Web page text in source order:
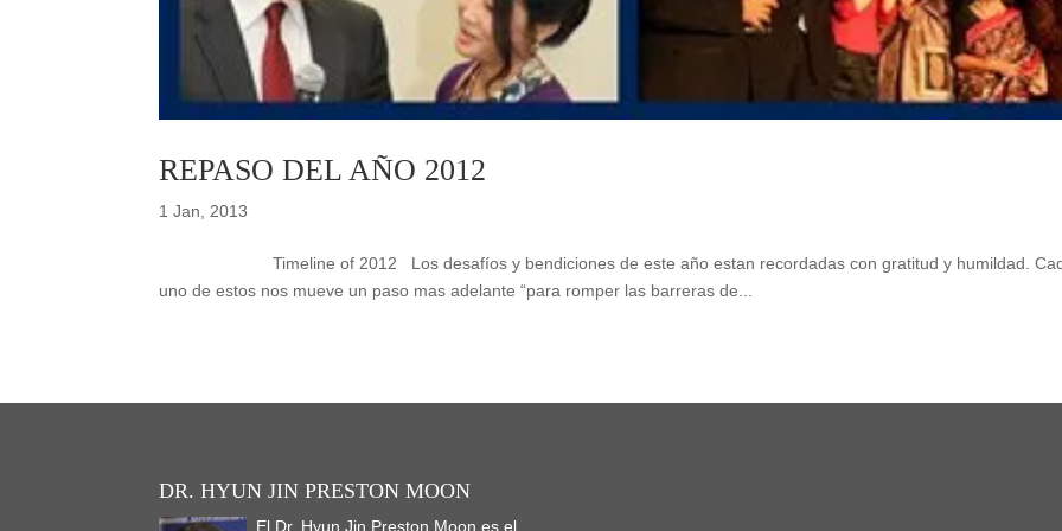
REPASO DEL AÑO 2012
1 Jan, 2013
Timeline of 2012 Los desafíos y bendiciones de este año estan recordadas con gratitud y humildad.
uno de estos nos mueve un paso mas adelante “para romper las barreras de...
DR. HYUN JIN PRESTON MOON
El Dr. Hyun Jin Preston Moon es el